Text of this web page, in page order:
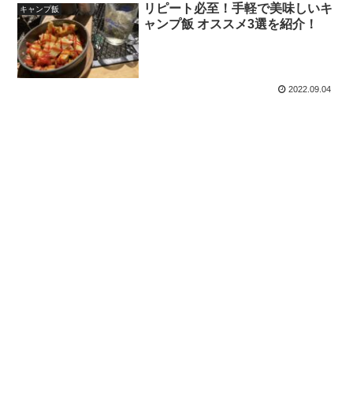
キャンプ飯
リピート必至！手軽で美味しいキ
ャンプ飯 オススメ3選を紹介！
2022.09.04